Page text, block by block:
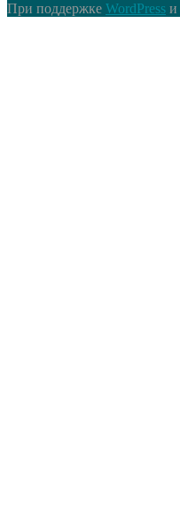
При поддержке WordPress и